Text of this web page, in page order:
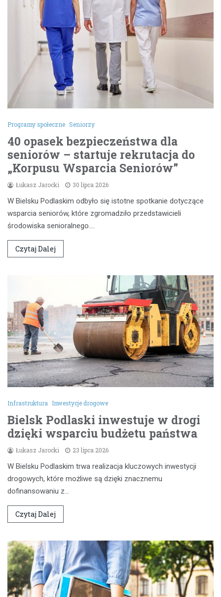
Programy społeczne Seniorzy
40 opasek bezpieczeństwa dla
seniorów – startuje rekrutacja do
„Korpusu Wsparcia Seniorów”
Łukasz Jarocki 30 lipca 2026
W Bielsku Podlaskim odbyło się istotne spotkanie dotyczące
wsparcia seniorów, które zgromadziło przedstawicieli
środowiska senioralnego.…
Czytaj Dalej
Infrastruktura Inwestycje drogowe
Bielsk Podlaski inwestuje w drogi
dzięki wsparciu budżetu państwa
Łukasz Jarocki 23 lipca 2026
W Bielsku Podlaskim trwa realizacja kluczowych inwestycji
drogowych, które możliwe są dzięki znacznemu
dofinansowaniu z…
Czytaj Dalej